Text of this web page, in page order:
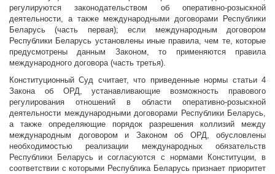
регулируются законодательством об оперативно-розыскной
деятельности, а также международными договорами Республики
Беларусь (часть первая); если международным договором
Республики Беларусь установлены иные правила, чем те, которые
предусмотрены данным Законом, то применяются правила
международного договора (часть третья).
Конституционный Суд считает, что приведенные нормы статьи 4
Закона об ОРД, устанавливающие возможность правового
регулирования отношений в области оперативно-розыскной
деятельности международными договорами Республики Беларусь,
а также определяющие порядок разрешения коллизий между
международным договором и Законом об ОРД, обусловлены
необходимостью реализации международных обязательств
Республики Беларусь и согласуются с нормами Конституции, в
соответствии с которыми Республика Беларусь признает приоритет